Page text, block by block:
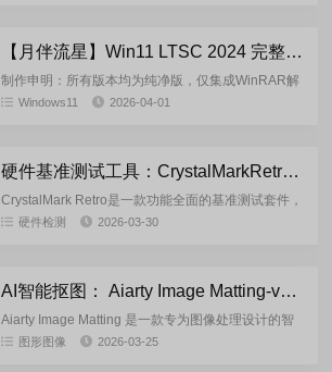
【月伴流星】Win11 LTSC 2024 完整+适量精简多合一安装版2026.04
制作申明：所有版本均为纯净版，仅集成WinRAR解
压缩和VBCRedist_x86_x64系统必须的软件和运行
Windows11 2026-04-01
硬件基准测试工具：CrystalMarkRetro-2.1.0 绿色版
CrystalMark Retro是一款功能全面的基准测试套件，
它能够评估CPU、存储、2D图形以及3D图形
硬件检测 2026-03-30
AI智能抠图： Aiarty Image Matting-v2.7 多语绿色便携版
Aiarty Image Matting 是一款专为图像处理设计的智
能抠图工具，借助先进的人工智能算法，能够精准地
图形图像 2026-03-25